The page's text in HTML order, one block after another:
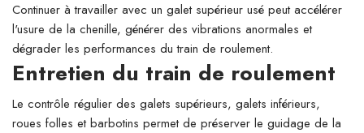
Continuer à travailler avec un galet supérieur usé peut accélérer
l'usure de la chenille, générer des vibrations anormales et
dégrader les performances du train de roulement.
Entretien du train de roulement
Le contrôle régulier des galets supérieurs, galets inférieurs,
roues folles et barbotins permet de préserver le guidage de la